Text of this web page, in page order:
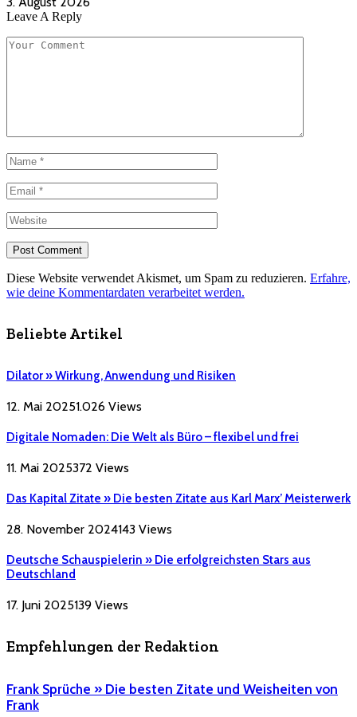
Leave A Reply
Diese Website verwendet Akismet, um Spam zu reduzieren. Erfahre,
wie deine Kommentardaten verarbeitet werden.
Beliebte Artikel
Dilator » Wirkung, Anwendung und Risiken
12. Mai 20251.026 Views
Digitale Nomaden: Die Welt als Büro – flexibel und frei
11. Mai 2025372 Views
Das Kapital Zitate » Die besten Zitate aus Karl Marx’ Meisterwerk
28. November 2024143 Views
Deutsche Schauspielerin » Die erfolgreichsten Stars aus
Deutschland
17. Juni 2025139 Views
Empfehlungen der Redaktion
Frank Sprüche » Die besten Zitate und Weisheiten von
Frank